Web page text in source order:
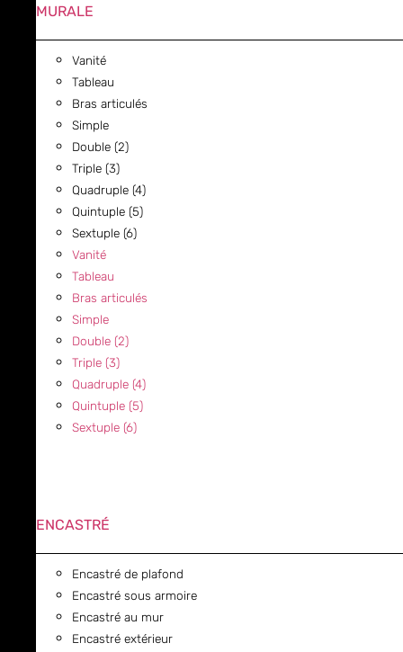
MURALE
Vanité
Tableau
Bras articulés
Simple
Double (2)
Triple (3)
Quadruple (4)
Quintuple (5)
Sextuple (6)
Vanité
Tableau
Bras articulés
Simple
Double (2)
Triple (3)
Quadruple (4)
Quintuple (5)
Sextuple (6)
ENCASTRÉ
Encastré de plafond
Encastré sous armoire
Encastré au mur
Encastré extérieur